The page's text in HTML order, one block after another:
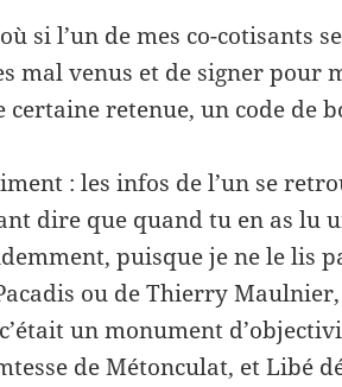
si l’un de mes co-cotisants
mal venus et de signer pour
retenue, un code de
: les infos de l’un se
dire que quand tu en as lu
puisque je ne le lis
ou de Thierry
un monument
de Métonculat, et Libé